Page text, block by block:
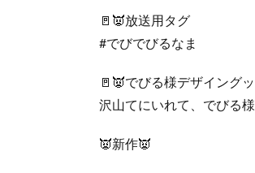
🚪👿放送用タグ
#でびでびるなま
🚪👿でびる様デザイング
沢山てにいれて、でびる
👿新作👿